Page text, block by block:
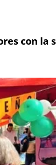
con la